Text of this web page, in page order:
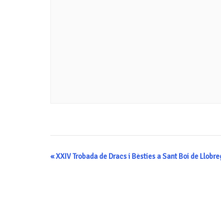
Navegació
«XXIV Trobada de Dracs i Bèsties a Sant Boi de